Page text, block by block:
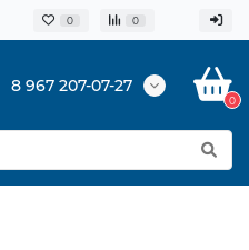
0 0
8 967 207-07-27
0